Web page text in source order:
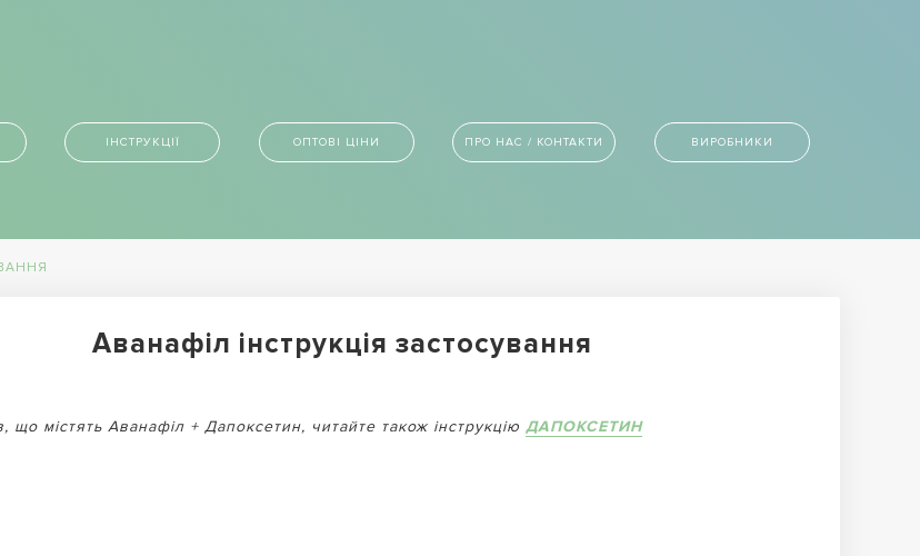
ІНСТРУКЦІЇ ОПТОВІ ЦІНИ ПРО НАС / КОНТАКТИ ВИРОБНИКИ
Аванафіл інструкція застосування
що містять Аванафіл + Дапоксетин, читайте також інструкцію ДАПОКСЕТИН